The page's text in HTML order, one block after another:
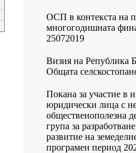
ОСП в контекста на
многогодишната
25072019
Визия на Република
Общата
Покана за участие в
юридически лица с
общественополезна
група за
развитие на
програмен период